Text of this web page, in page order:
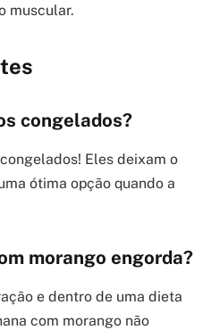
muscular.
congelados?
Eles deixam o
ótima opção quando a
morango engorda?
e dentro de uma dieta
com morango não